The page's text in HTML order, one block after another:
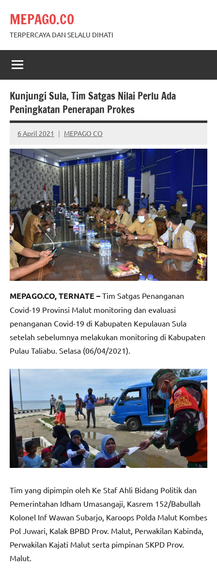
content
MEPAGO.CO
TERPERCAYA DAN SELALU DIHATI
Kunjungi Sula, Tim Satgas Nilai Perlu Ada
Peningkatan Penerapan Prokes
6 April 2021 MEPAGO CO
No
comments
MEPAGO.CO, TERNATE – Tim Satgas Penanganan
Covid-19 Provinsi Malut monitoring dan evaluasi
penanganan Covid-19 di Kabupaten Kepulauan Sula
setelah sebelumnya melakukan monitoring di Kabupaten
Pulau Taliabu. Selasa (06/04/2021).
Tim yang dipimpin oleh Ke Staf Ahli Bidang Politik dan
Pemerintahan Idham Umasangaji, Kasrem 152/Babullah
Kolonel Inf Wawan Subarjo, Karoops Polda Malut Kombes
Pol Juwari, Kalak BPBD Prov. Malut, Perwakilan Kabinda,
Perwakilan Kajati Malut serta pimpinan SKPD Prov.
Malut.